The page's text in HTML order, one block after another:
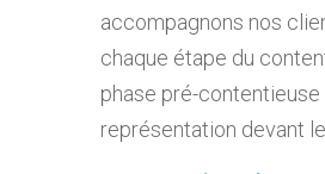
accompagnons nos
chaque étape du
phase pré-contentieuse
représentation devant